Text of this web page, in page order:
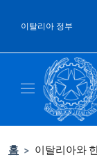
이탈리아 정부
홈 > 이탈리아와